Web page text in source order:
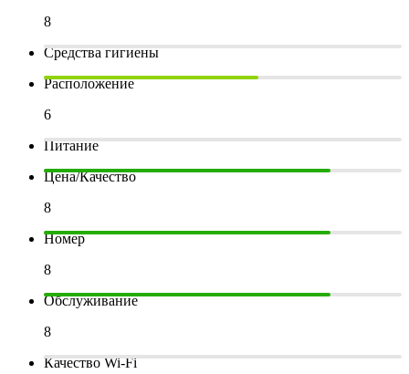
8
Средства гигиены
Расположение
6
Питание
Цена/Качество
8
Номер
8
Обслуживание
8
Качество Wi-Fi